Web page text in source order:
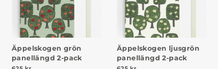
Äppelskogen grön
panellängd 2-pack
Äppelskogen ljusgrön
panellängd 2-pack